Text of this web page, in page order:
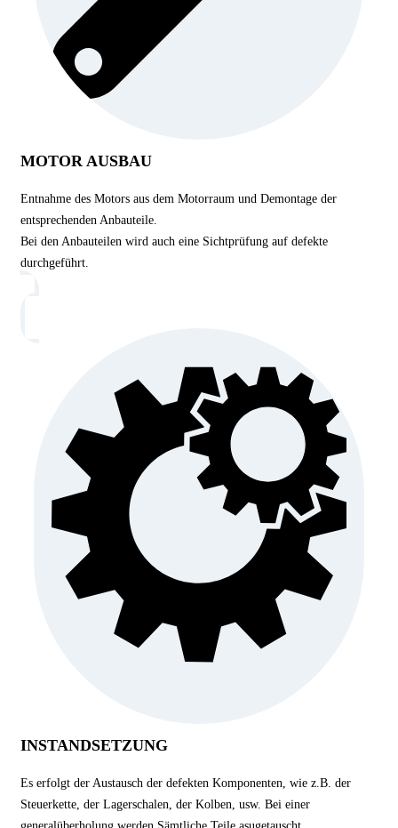
MOTOR AUSBAU
Entnahme des Motors aus dem Motorraum und Demontage der
entsprechenden Anbauteile.
Bei den Anbauteilen wird auch eine Sichtprüfung auf defekte
durchgeführt.
INSTANDSETZUNG
Es erfolgt der Austausch der defekten Komponenten, wie z.B. der
Steuerkette, der Lagerschalen, der Kolben, usw. Bei einer
generalüberholung werden Sämtliche Teile asugetauscht.